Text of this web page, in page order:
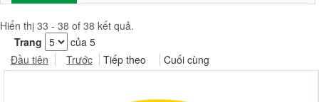
Hiển thị 33 - 38 of 38 kết quả.
Trang
của 5
Đầu tiên
Trước Tiếp theo Cuối cùng